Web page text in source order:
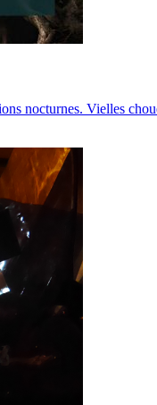
nocturnes. Vielles